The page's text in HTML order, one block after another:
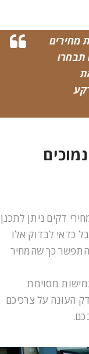
מחירים
תבחרו
דקים ניתן לתכנן
כדאי לבדוק אלו
כך שהמחיר
מסוימת
העונה על צרכיכם